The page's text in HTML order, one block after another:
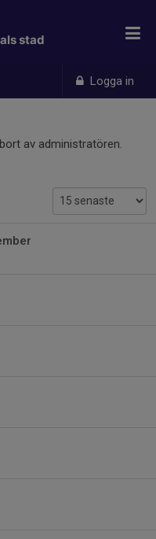
Logga in
stad
av administratören.